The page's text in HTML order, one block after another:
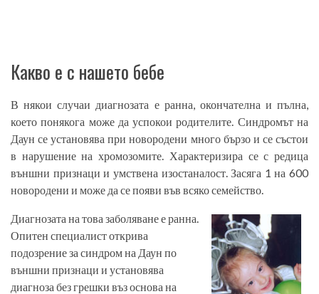
Какво е с нашето бебе
В някои случаи диагнозата е ранна, окончателна и пълна,
което понякога може да успокои родителите. Синдромът на
Даун се установява при новородени много бързо и се състои
в нарушение на хромозомите. Характеризира се с редица
външни признаци и умствена изостаналост. Засяга 1 на 600
новородени и може да се появи във всяко семейство.
Диагнозата на това заболяване е ранна.
Опитен специалист открива
подозрение за синдром на Даун по
външни признаци и установява
диагноза без грешки въз основа на